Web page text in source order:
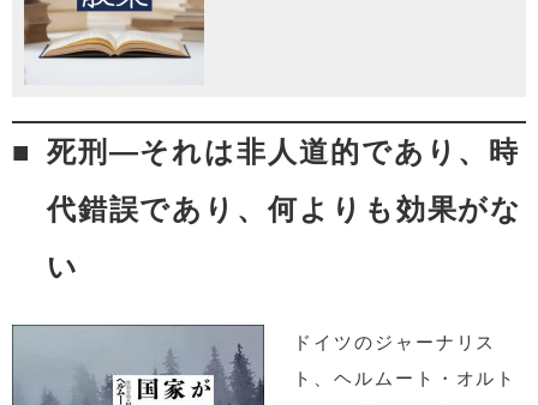
死刑―それは非人道的であり、時
代錯誤であり、何よりも効果がな
い
ドイツのジャーナリス
ト、ヘルムート・オルト